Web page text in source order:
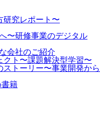
研究レポート〜
〜研修事業のデジタル
会社のご紹介
クト〜課題解決型学習〜
トーリー〜事業開発から
籍